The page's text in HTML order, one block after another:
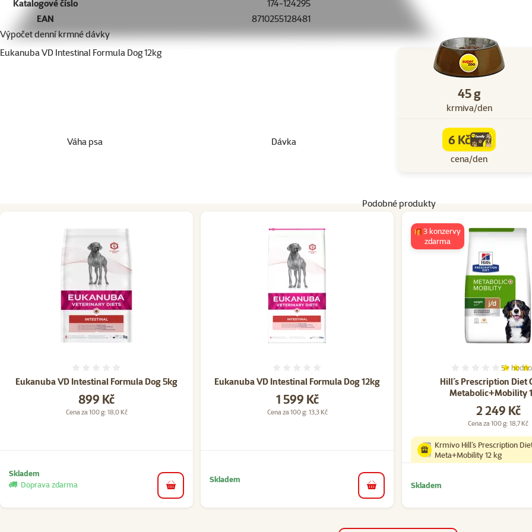
Katalogové číslo
174-124295
EAN
8710255128481
Výpočet denní krmné dávky
Eukanuba VD Intestinal Formula Dog 12kg
Váha psa Dávka
45 g
krmiva/den
familycena
6 Kč
cena/den
Podobné produkty
Eukanuba VD Intestinal Formula Dog 5kg
Cena
899 Kč
Cena za 100 g: 18,0 Kč
Skladem
Doprava zdarma
do košíku
Eukanuba VD Intestinal Formula Dog 12kg
Cena
1 599 Kč
Cena za 100 g: 13,3 Kč
Skladem
do košíku
Hill´s Prescription Diet
Metabolic+Mobility
5×
Cena
2 249 Kč
Cena za 100 g: 18,7 Kč
🎁3 konzervy
zdarma
Krmivo Hill´s Prescription
Meta+Mobility 12 kg
Skladem